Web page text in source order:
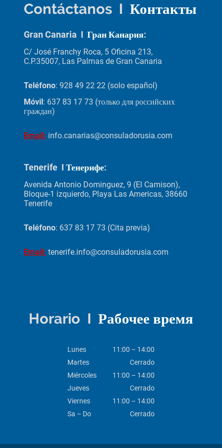
Contáctanos I Контакты
Gran Canaria I Гран Канария:
C/ José Franchy Roca, 5 Oficina 213,
C.P.35007, Las Palmas de Gran Canaria
Teléfono: 928 49 22 22 (solo español)
Móvil : 637 83 17 73 (только для российских
граждан)
Email: info.canarias@consuladorusia.com
Tenerife I Тенерифе:
Avenida Antonio Dominguez, 9 (El Camison),
Bloque-1 izquierdo, Playa Las Americas, 38660
Tenerife
Teléfono: 637 83 17 73 (Cita previa)
Email: tenerife.info@consuladorusia.com
Horario I Рабочее время
Lunes
11:00 – 14:00
Martes
Cerrado
Miércoles
11:00 – 14:00
Jueves
Cerrado
Viernes
11:00 – 14:00
Sa – Do
Cerrado